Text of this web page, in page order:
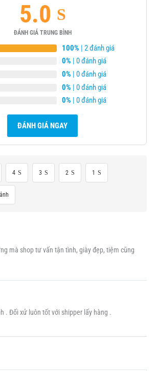
5.0
ĐÁNH GIÁ TRUNG BÌNH
100% | 2 đánh giá
0% | 0 đánh giá
0% | 0 đánh giá
0% | 0 đánh giá
0% | 0 đánh giá
ĐÁNH GIÁ NGAY
4 3 2 1
mà shop tư vấn tận tình, giày đẹp, tiệm cũng
. Đối xử luôn tốt với shipper lấy hàng .